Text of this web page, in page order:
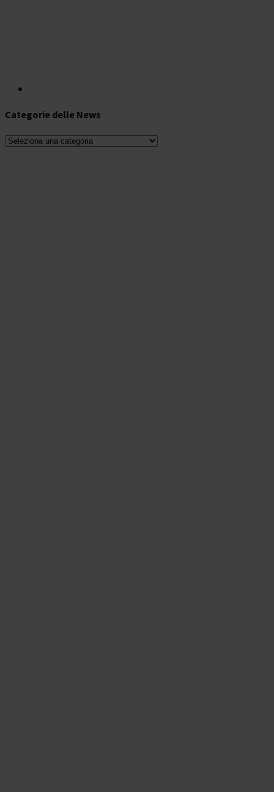
Categorie delle News
Categorie